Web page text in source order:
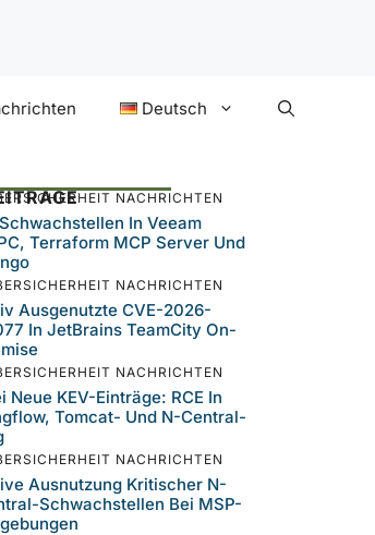
Deutsch
NACHRICHTEN
In Veeam
Terraform MCP Server Und
NACHRICHTEN
Ausgenutzte CVE-2026-
In JetBrains TeamCity On-
NACHRICHTEN
Neue KEV-Einträge: RCE In
Tomcat- Und N-Central-
NACHRICHTEN
Ausnutzung Kritischer N-
Schwachstellen Bei MSP-